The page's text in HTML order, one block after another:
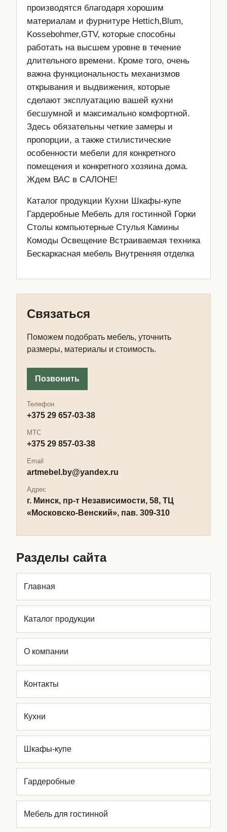
производятся благодаря хорошим
материалам и фурнитуре Hettich,Blum,
Kossebohmer,GTV, которые способны
работать на высшем уровне в течение
длительного времени. Кроме того, очень
важна функциональность механизмов
открывания и выдвижения, которые
сделают эксплуатацию вашей кухни
бесшумной и максимально комфортной.
Здесь обязательны четкие замеры и
пропорции, а также стилистические
особенности мебели для конкретного
помещения и конкретного хозяина дома.
Ждем ВАС в САЛОНЕ!
Каталог продукции Кухни Шкафы-купе
Гардеробные Мебель для гостинной Горки
Столы компьютерные Стулья Камины
Комоды Освещение Встраиваемая техника
Бескаркасная мебель Внутренняя отделка
Связаться
Поможем подобрать мебель, уточнить
размеры, материалы и стоимость.
Позвонить
Телефон
+375 29 657-03-38
МТС
+375 29 857-03-38
Email
artmebel.by@yandex.ru
Адрес
г. Минск, пр-т Независимости, 58, ТЦ
«Московско-Венский», пав. 309-310
Разделы сайта
Главная
Каталог продукции
О компании
Контакты
Кухни
Шкафы-купе
Гардеробные
Мебель для гостинной